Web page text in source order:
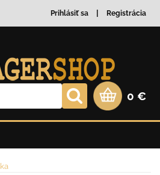
Prihlásiť sa Registrácia
0 €